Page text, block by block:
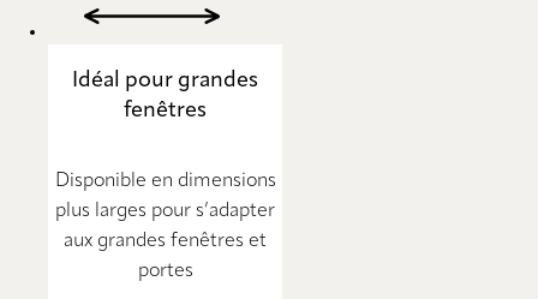
Idéal pour grandes
fenêtres
Disponible en dimensions
plus larges pour s’adapter
aux grandes fenêtres et
portes